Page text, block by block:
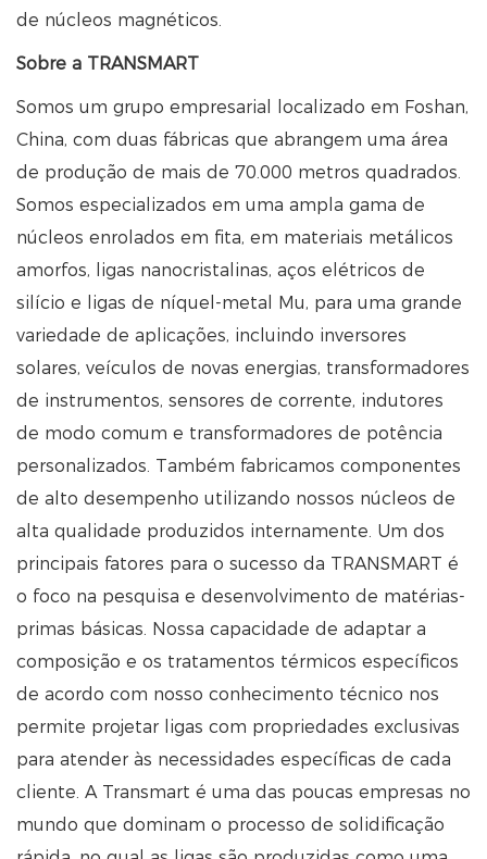
de núcleos magnéticos.
Sobre a TRANSMART
Somos um grupo empresarial localizado em Foshan,
China, com duas fábricas que abrangem uma área
de produção de mais de 70.000 metros quadrados.
Somos especializados em uma ampla gama de
núcleos enrolados em fita, em materiais metálicos
amorfos, ligas nanocristalinas, aços elétricos de
silício e ligas de níquel-metal Mu, para uma grande
variedade de aplicações, incluindo inversores
solares, veículos de novas energias, transformadores
de instrumentos, sensores de corrente, indutores
de modo comum e transformadores de potência
personalizados. Também fabricamos componentes
de alto desempenho utilizando nossos núcleos de
alta qualidade produzidos internamente. Um dos
principais fatores para o sucesso da TRANSMART é
o foco na pesquisa e desenvolvimento de matérias-
primas básicas. Nossa capacidade de adaptar a
composição e os tratamentos térmicos específicos
de acordo com nosso conhecimento técnico nos
permite projetar ligas com propriedades exclusivas
para atender às necessidades específicas de cada
cliente. A Transmart é uma das poucas empresas no
mundo que dominam o processo de solidificação